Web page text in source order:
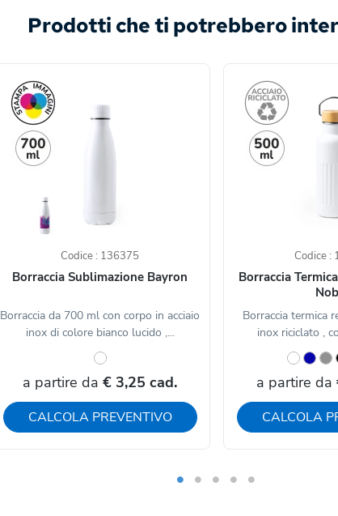
Prodotti che ti potrebbero
Codice : 136375
Borraccia Sublimazione Bayron
Borraccia da 700 ml con corpo in acciaio
inox di colore bianco lucido ,...
a partire da € 3,25 cad.
CALCOLA PREVENTIVO
Codice :
Borraccia
Borraccia termica
inox riciclato ,
a partire da
CALCOLA